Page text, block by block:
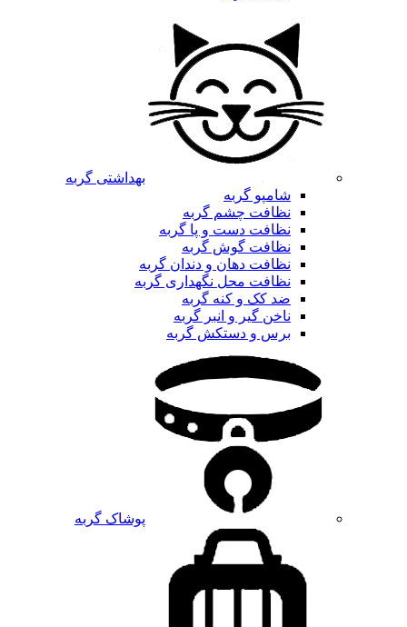
بهداشتی گربه
شامپو گربه
نظافت چشم گربه
نظافت دست و پا گربه
نظافت گوش گربه
نظافت دهان و دندان گربه
نظافت محل نگهداری گربه
ضد کک و کنه گربه
ناخن گیر و انبر گربه
برس و دستکش گربه
پوشاک گربه